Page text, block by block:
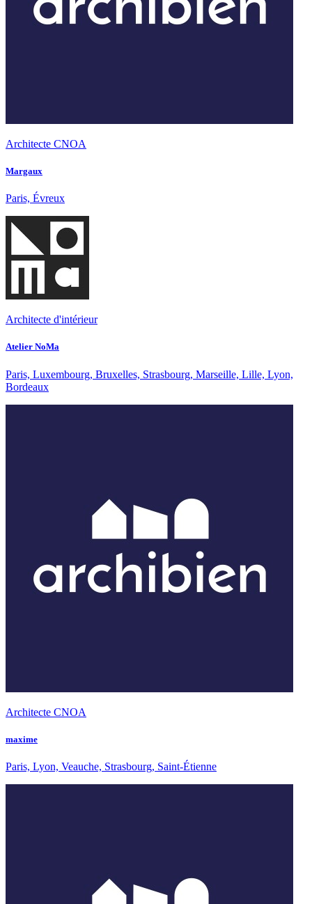
Architecte CNOA
Margaux
Paris, Évreux
Architecte d'intérieur
Atelier NoMa
Paris, Luxembourg, Bruxelles, Strasbourg, Marseille, Lille, Lyon,
Bordeaux
Architecte CNOA
maxime
Paris, Lyon, Veauche, Strasbourg, Saint-Étienne